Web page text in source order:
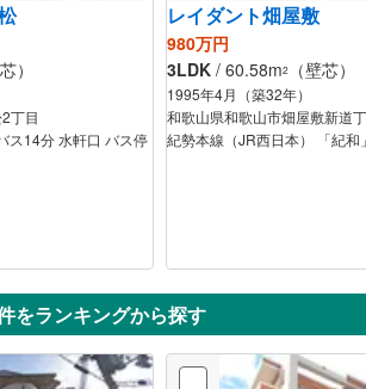
）
丁目
ス14分 水軒口 バス停
レイダント畑屋敷
980万円
3LDK / 60.58m2 （壁芯）
1995年4月（築32年）
和歌山県和歌山市畑屋敷新道丁
紀勢本線（JR西日本） 「紀和
をランキングから探す